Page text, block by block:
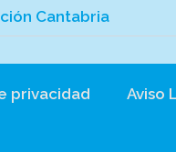
Cantabria
privacidad Aviso